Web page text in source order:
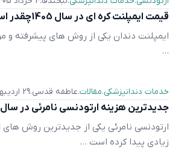
قیمت ایمپلنت کره ای در سال 1405چقدر است؟
ایمپلنت دندان یکی از روش های پیشرفته و
...
خدمات دندانپزشکی مقالات عاطفه قدسی 29 اردیبهشت 1405
جدیدترین هزینه ارتودنسی نامرئی در سال 1405 چقدر است؟ 7 روش کاهش هزینه
ارتودنسی نامرئی یکی از جدیدترین روش
زیادی پیدا کرده است ...